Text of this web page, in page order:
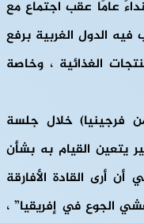
عامًا عقب اجتماع مع
فيه الدول الغربية برفع
الغذائية ، وخاصة
فرجينيا) خلال جلسة
يتعين القيام به بشأن
أن أرى القادة الأفارقة
الجوع في إفريقيا” ،